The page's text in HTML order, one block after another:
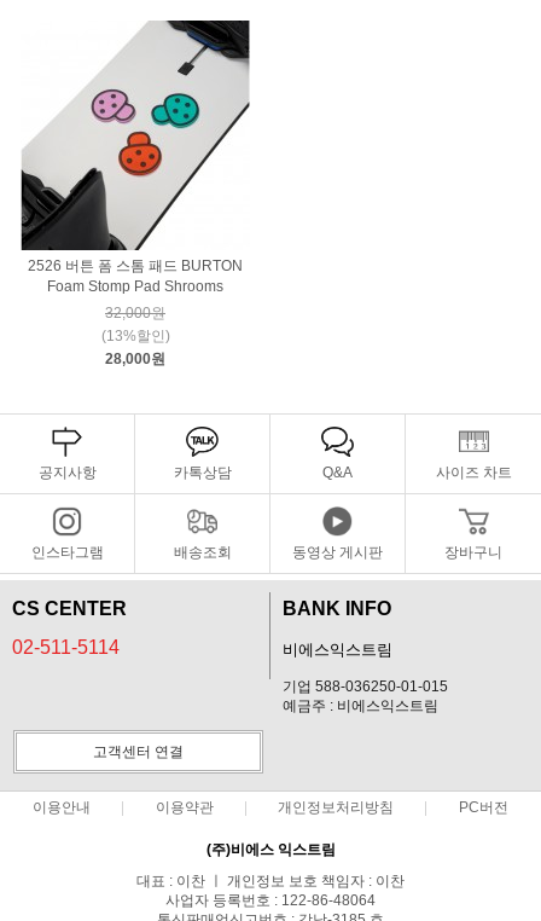
2526 버튼 폼 스톰 패드 BURTON
Foam Stomp Pad Shrooms
32,000원
(13%할인)
28,000원
공지사항 카톡상담 Q&A 사이즈 차트
인스타그램 배송조회 동영상 게시판 장바구니
CS CENTER
02-511-5114
BANK INFO
비에스익스트림
기업 588-036250-01-015
예금주 : 비에스익스트림
고객센터 연결
이용안내 이용약관 개인정보처리방침 PC버전
(주)비에스 익스트림
대표 : 이찬 ㅣ 개인정보 보호 책임자 : 이찬
사업자 등록번호 : 122-86-48064